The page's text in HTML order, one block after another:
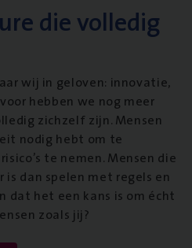
die volledig
wij in geloven: innovatie,
hebben we nog meer
zichzelf zijn. Mensen
nodig hebt om te
te nemen. Mensen die
dan spelen met regels en
dat het een kans is om écht
zoals jij?